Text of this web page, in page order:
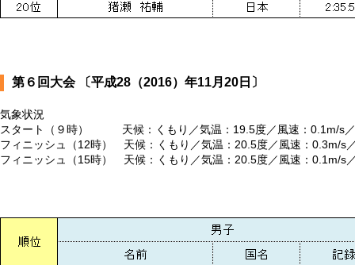
第６回大会 〔平成28（2016）年11月20日〕
気象状況
スタート（９時） 天候：くもり／気温：19.5度／風速：0.1m/s／
フィニッシュ（12時） 天候：くもり／気温：20.5度／風速：0.3m/s
フィニッシュ（15時） 天候：くもり／気温：20.5度／風速：0.1m/s